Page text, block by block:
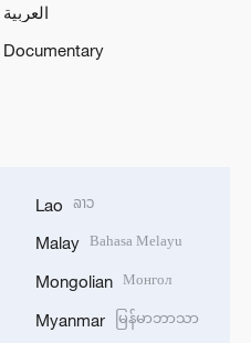
العربية
Documentary
Lao ລາວ
Malay Bahasa Melayu
Mongolian Монгол
Myanmar မြန်မာဘာသာ